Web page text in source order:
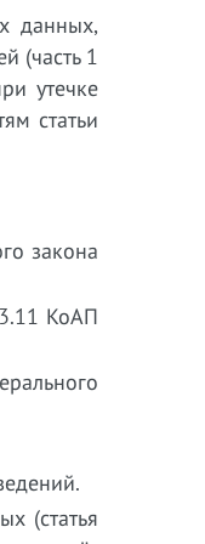
данных,
(часть 1
утечке
статьи
закона
КоАП
(статья